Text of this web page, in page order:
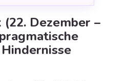
Dezember –